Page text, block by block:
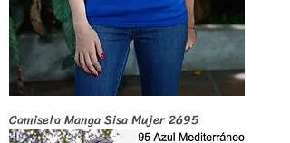
Camiseta Manga Sisa Mujer 2695